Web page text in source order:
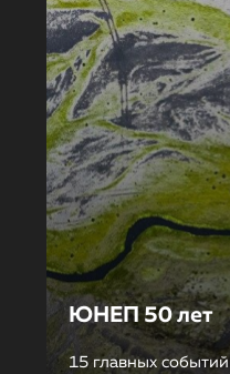
ЮНЕП 50 лет
15 главных